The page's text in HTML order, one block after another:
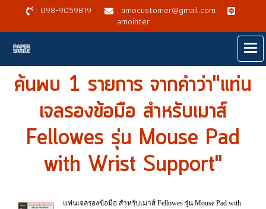
: 098-9059819 : amocustomer@gmail.com :
amointer
ค้นพบ 1 รายการ จากคำว่า"แท่น
เจลรองข้อมือ สำหรับเมาส์
Fellowes รุ่น Mouse Pad
with Wrist Support"
แท่นเจลรองข้อมือ สำหรับเมาส์ Fellowes รุ่น Mouse Pad with